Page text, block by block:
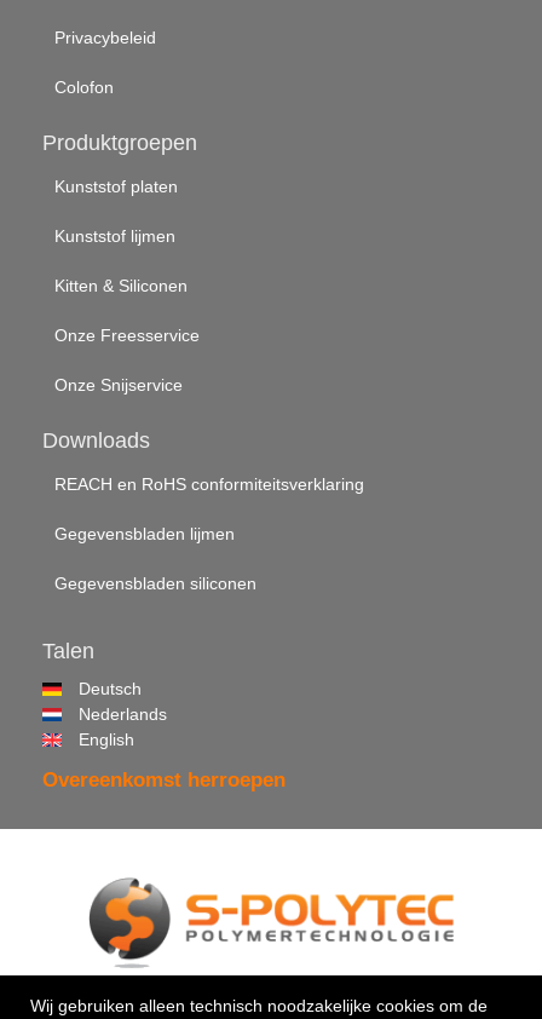
Privacybeleid
Colofon
Produktgroepen
Kunststof platen
Kunststof lijmen
Kitten & Siliconen
Onze Freesservice
Onze Snijservice
Downloads
REACH en RoHS conformiteitsverklaring
Gegevensbladen lijmen
Gegevensbladen siliconen
Talen
Deutsch
Nederlands
English
Overeenkomst herroepen
© 2026 •S-Polytec GmbH
Wij gebruiken alleen technisch noodzakelijke cookies om de